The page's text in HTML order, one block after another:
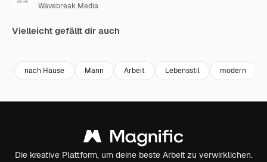
Wavebreak Media
Vielleicht gefällt dir auch
nach Hause Mann Arbeit Lebensstil modern
Die kreative Plattform, um deine beste Arbeit zu verwirklichen.